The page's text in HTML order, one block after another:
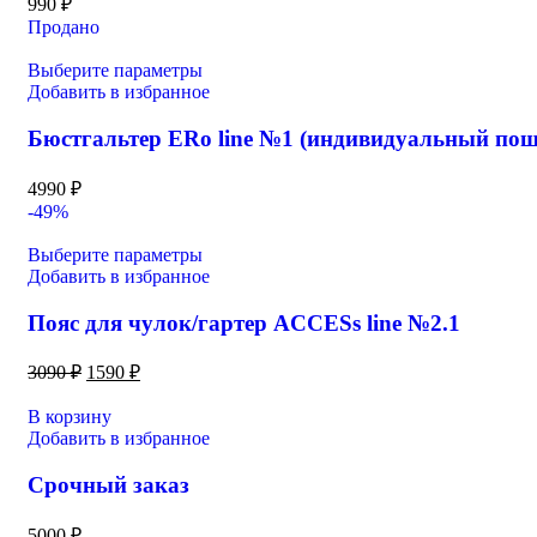
990 ₽
Продано
Выберите параметры
Добавить в избранное
Бюстгальтер ERo line №1 (индивидуальный
4990 ₽
-49%
Выберите параметры
Добавить в избранное
Пояс для чулок/гартер ACCESs line №2.1
3090₽ 1590 ₽
В корзину
Добавить в избранное
Срочный заказ